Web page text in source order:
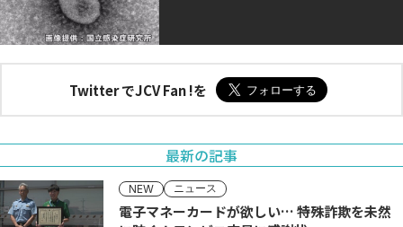
Twitter でJCV Fan !を
最新の記事
NEW ニュース
電子マネーカードが欲しい… 特殊詐欺を未然